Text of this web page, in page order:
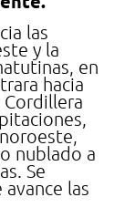
las
y la
en
hacia
nublado a
Se
las